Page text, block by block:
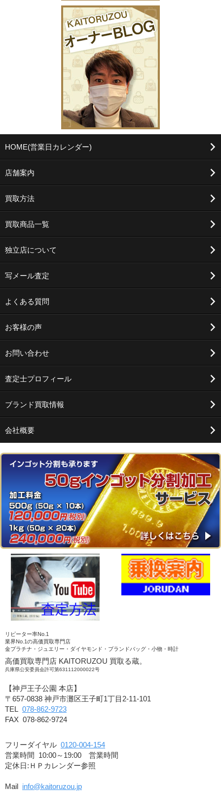
HOME(営業日カレンダー)
店舗案内
買取方法
買取商品一覧
独立店について
写メール査定
よくある質問
お客様の声
お問い合わせ
査定士プロフィール
ブランド買取情報
会社概要
リピーター率No.1
業界No.1の高価買取専門店
金プラチナ・ジュエリー・ダイヤモンド・ブランドバッグ・小物・時計
高価買取専門店 KAITORUZOU 買取る蔵。
兵庫県公安委員会許可第631112000022号
【神戸王子公園 本店】
〒657-0838 神戸市灘区王子町1丁目2-11-101
TEL 078-862-9723
FAX 078-862-9724
フリーダイヤル 0120-004-154
営業時間 10:00～19:00 営業時間
定休日:ＨＰカレンダー参照
Mail info@kaitoruzou.jp